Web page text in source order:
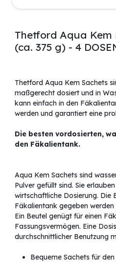
Thetford Aqua Kem
(ca. 375 g) - 4
Thetford Aqua Kem Sachets
maßgerecht dosiert und in
kann einfach in den
werden und garantiert eine
Die besten vordosierten,
den Fäkalientank.
Aqua Kem Sachets sind
Pulver gefüllt sind. Sie
wirtschaftliche Dosierung. Die
Fäkalientank gegeben werden
Ein Beutel genügt für einen
Fassungsvermögen. Eine
durchschnittlicher Benutzung
Bequeme Sachets für